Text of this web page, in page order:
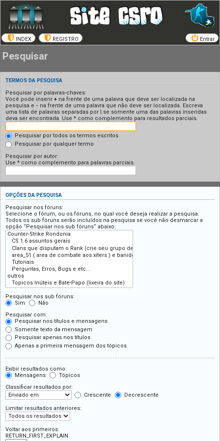
INDEX REGISTRO Entrar
Pesquisar
TERMOS DA PESQUISA
Pesquisar por palavras-chaves:
Você pode inserir + na frente de uma palavra que deve ser localizada na
pesquisa e - na frente de uma palavra que não deve ser localizada. Escreva
uma lista de palavras separadas por
se somente uma das palavras inseridas
deva ser encontrada. Use * como complemento para resultados parciais.
Pesquisar por todos os termos escritos
Pesquisar por qualquer termo
Pesquisar por autor:
Use * como complemento para palavras parciais.
OPÇÕES DA PESQUISA
Pesquisar nos fóruns:
Selecione o fórum, ou os fóruns, no qual você deseja realizar a pesquisa.
Todos os sub fóruns serão incluídos na pesquisa se você não desmarcar a
opção “Pesquisar nos sub fóruns“ abaixo.
Pesquisar nos sub fóruns:
Sim
Não
Pesquisar com:
Pesquisar nos títulos e mensagens
Somente texto da mensagem
Pesquisar apenas nos títulos
Apenas a primeira mensagem dos tópicos
Exibir resultados como:
Mensagens
Tópicos
Classificar resultados por:
Crescente
Decrescente
Limitar resultados anteriores:
Voltar aos primeiros:
RETURN_FIRST_EXPLAIN